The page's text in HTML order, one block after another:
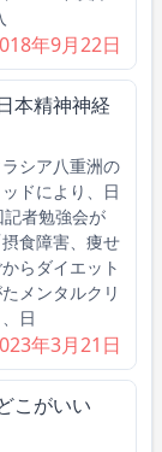
年9月22日
本精神神経
シア八重洲の
ドにより、日
者勉強会が
食障害、痩せ
らダイエット
メンタルクリ
日
年3月21日
こがいい